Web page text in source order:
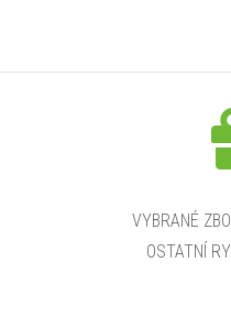
VYBRANÉ
OSTATNÍ